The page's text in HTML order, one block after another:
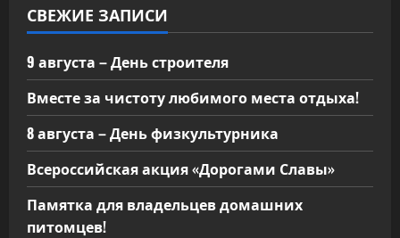
СВЕЖИЕ ЗАПИСИ
9 августа – День строителя
Вместе за чистоту любимого места отдыха!
8 августа – День физкультурника
Всероссийская акция «Дорогами Славы»
Памятка для владельцев домашних
питомцев!